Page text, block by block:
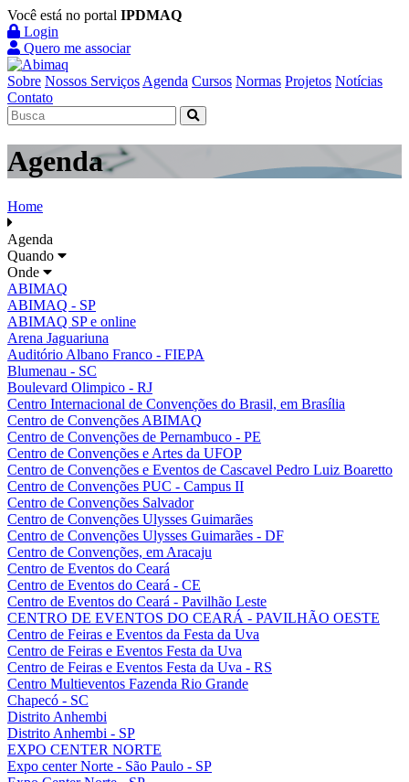
Você está no portal IPDMAQ
Login
Quero me associar
Sobre Nossos Serviços Agenda Cursos Normas Projetos Notícias
Contato
Agenda
Home
Agenda
Quando
Onde
ABIMAQ
ABIMAQ - SP
ABIMAQ SP e online
Arena Jaguariuna
Auditório Albano Franco - FIEPA
Blumenau - SC
Boulevard Olimpico - RJ
Centro Internacional de Convenções do Brasil, em Brasília
Centro de Convenções ABIMAQ
Centro de Convenções de Pernambuco - PE
Centro de Convenções e Artes da UFOP
Centro de Convenções e Eventos de Cascavel Pedro Luiz Boaretto
Centro de Convenções PUC - Campus II
Centro de Convenções Salvador
Centro de Convenções Ulysses Guimarães
Centro de Convenções Ulysses Guimarães - DF
Centro de Convenções, em Aracaju
Centro de Eventos do Ceará
Centro de Eventos do Ceará - CE
Centro de Eventos do Ceará - Pavilhão Leste
CENTRO DE EVENTOS DO CEARÁ - PAVILHÃO OESTE
Centro de Feiras e Eventos da Festa da Uva
Centro de Feiras e Eventos Festa da Uva
Centro de Feiras e Eventos Festa da Uva - RS
Centro Multieventos Fazenda Rio Grande
Chapecó - SC
Distrito Anhembi
Distrito Anhembi - SP
EXPO CENTER NORTE
Expo center Norte - São Paulo - SP